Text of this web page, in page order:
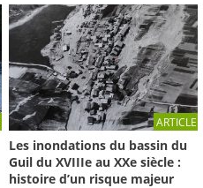
ARTICLE
Les inondations du bassin du
Guil du XVIIIe au XXe siècle :
histoire d’un risque majeur